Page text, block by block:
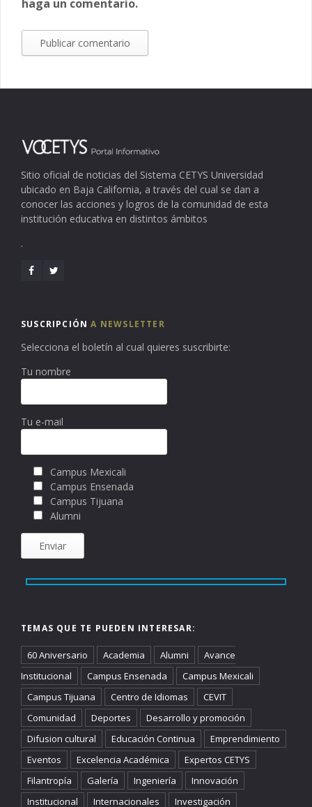
haga un comentario.
Sitio oficial de noticias del Sistema CETYS Universidad
ubicado en Baja California, a través del cual se dan a
conocer las acciones y logros de la comunidad de esta
institución educativa en distintos ámbitos
.
SUSCRIPCIÓNA NEWSLETTER
Selecciona el boletín al cual quieres suscribirte:
Tu nombre
Tu e-mail
Campus Mexicali
Campus Ensenada
Campus Tijuana
Alumni
TEMAS QUE TE PUEDEN INTERESAR:
60 Aniversario Academia Alumni
Avance
Institucional
Campus Ensenada
Campus Mexicali
Campus Tijuana
Centro de Idiomas
CEVIT
Comunidad
Deportes
Desarrollo y promoción
Difusion cultural
Educación Continua
Emprendimiento
Eventos
Excelencia Académica
Expertos CETYS
Filantropía
Galería Ingeniería
Innovación
Institucional
Internacionales Investigación